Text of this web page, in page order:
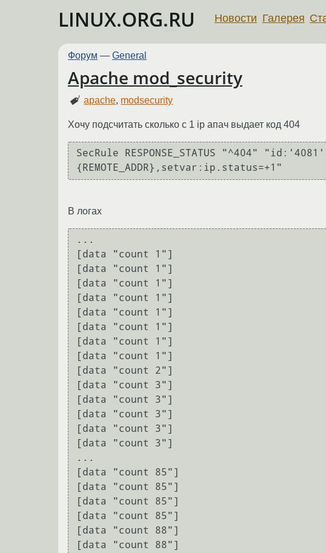
LINUX.ORG.RU Новости Галерея
Форум — General
Apache mod_security
apache, modsecurity
Хочу подсчитать сколько с 1 ip апач выдает код 404
SecRule RESPONSE_STATUS "^404"
В логах
...
[data "count 1"]
[data "count 1"]
[data "count 1"]
[data "count 1"]
[data "count 1"]
[data "count 1"]
[data "count 1"]
[data "count 1"]
[data "count 2"]
[data "count 3"]
[data "count 3"]
[data "count 3"]
[data "count 3"]
[data "count 3"]
...
[data "count 85"]
[data "count 85"]
[data "count 85"]
[data "count 85"]
[data "count 88"]
[data "count 88"]